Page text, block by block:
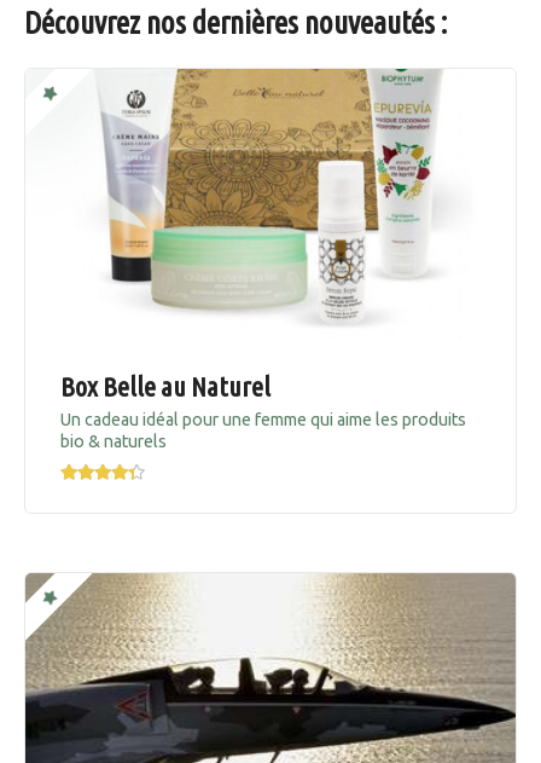
Découvrez nos dernières nouveautés :
Box Belle au Naturel
Un cadeau idéal pour une femme qui aime les produits
bio & naturels